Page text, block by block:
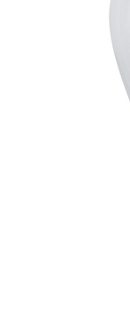
Butoane Blocare/
Buton Clapeta
Alte Butoane/
Accesorii Auto
Paravanturi Auto /